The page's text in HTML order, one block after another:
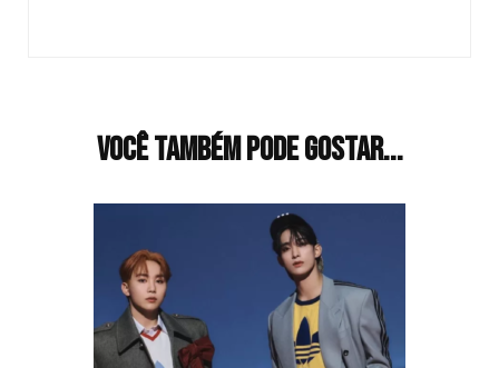
Você também pode gostar...